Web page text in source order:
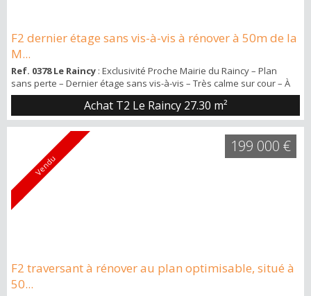
F2 dernier étage sans vis-à-vis à rénover à 50m de la
M...
Ref. 0378 Le Raincy : Exclusivité Proche Mairie du Raincy – Plan
sans perte – Dernier étage sans vis-à-vis – Très calme sur cour – À
rénover. Brew's, vous présente en exclusivité ce superbe F2 situé
en plein centre-ville du Raincy, à 50m de la Mairie. Quartier donc
recherché avec tous les commerces à proximité immédiate ainsi
que les transports. Idéal pour un investissement comme pour un
pied-à-terre ou u...
Achat T2 Le Raincy 27.30 m²
Vendu
F2 traversant à rénover au plan optimisable, situé à
50...
199 000 €